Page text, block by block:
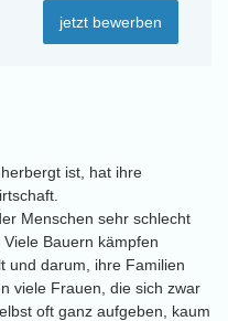
jetzt bewerben
ist, hat ihre
Menschen sehr schlecht
Bauern kämpfen
und darum, ihre Familien
viele Frauen, die sich zwar
oft ganz aufgeben, kaum